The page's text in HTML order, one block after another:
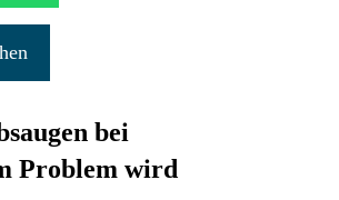
bei
Problem wird